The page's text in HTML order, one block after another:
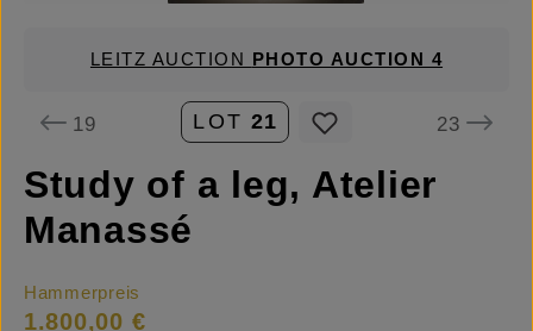
LEITZ AUCTION PHOTO AUCTION 4
19 LOT 21 23
Study of a leg, Atelier
Manassé
Hammerpreis
1.800,00 €